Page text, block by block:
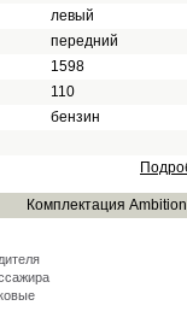
левый
передний
1598
110
бензин
Комплектация Ambition